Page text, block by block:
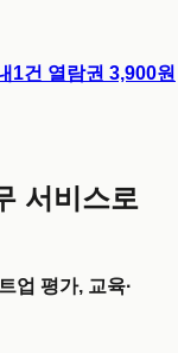
1건 열람권 3,900원
서비스로
업 평가, 교육·